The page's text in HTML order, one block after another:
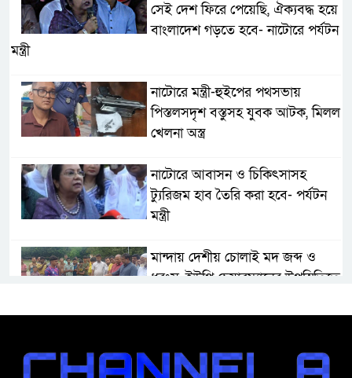
সেই দেশ ফিরে পেয়েছি, ঐক্যবদ্ধ হয়ে
বাংলাদেশ গড়তে হবে- নাটোরে পর্যটন
মন্ত্রী
নাটোরে মন্ত্রী-হুইপের পথসভায়
পিস্তলসদৃশ বস্তুসহ যুবক আটক, মিলল
খেলনা অস্ত্র
নাটোরে আবাসন ও চিকিৎসাসহ
ট্যুরিজম হাব তৈরি করা হবে- পর্যটন
মন্ত্রী
মান্দায় দেশীয় চোলাই মদ জব্দ ও
ধ্বংস, ইউপি চেয়ারম্যানের উপস্থিতিতে
পরিবারের দাবি ‘হ//ত্যা’